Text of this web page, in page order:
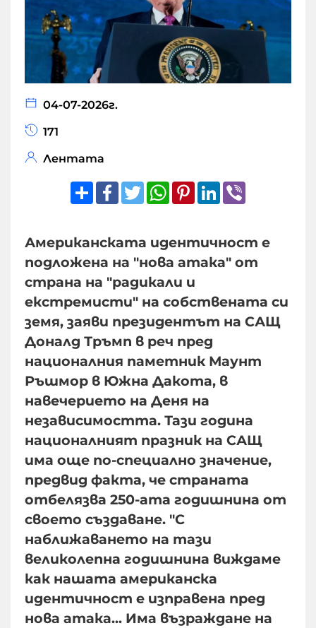
04-07-2026г.
171
Лентата
ShareFacebook
TwitterWhatsApp
Pinterest
LinkedIn
Американската идентичност е
подложена на "нова атака" от
страна на "радикали и
екстремисти" на собствената си
земя, заяви президентът на САЩ
Доналд Тръмп в реч пред
националния паметник Маунт
Ръшмор в Южна Дакота, в
навечерието на Деня на
независимостта. Тази година
националният празник на САЩ
има още по-специално значение,
предвид факта, че страната
отбелязва 250-ата годишнина от
своето създаване. "С
наближаването на тази
великолепна годишнина виждаме
как нашата американска
идентичност е изправена пред
нова атака... Има възраждане на